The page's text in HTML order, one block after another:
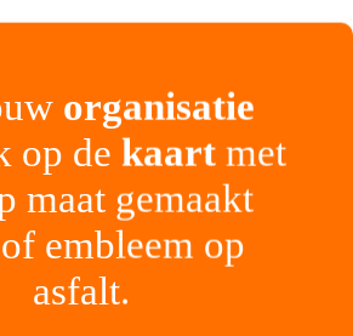
organisatie
op de kaart met
maat gemaakt
embleem op
asfalt.
van StreetPrint